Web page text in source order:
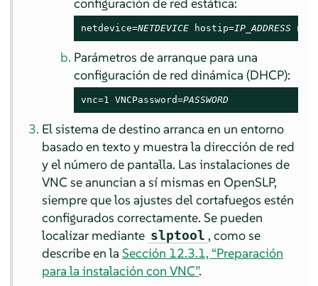
netdevice=NETDEVICE hostip=IP_ADDRESS
Parámetros de arranque para una
configuración de red dinámica (DHCP):
vnc=1 VNCPassword=PASSWORD
El sistema de destino arranca en un entorno
basado en texto y muestra la dirección de red
y el número de pantalla. Las instalaciones de
VNC se anuncian a sí mismas en OpenSLP,
siempre que los ajustes del cortafuegos estén
configurados correctamente. Se pueden
localizar mediante slptool , como se
describe en laSección 12.3.1, “Preparación
para la instalación con VNC”.